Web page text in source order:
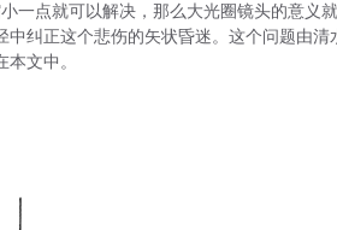
一点就可以解决，那么大光圈镜头的意义就
纠正这个悲伤的矢状昏迷。这个问题由清
文中。